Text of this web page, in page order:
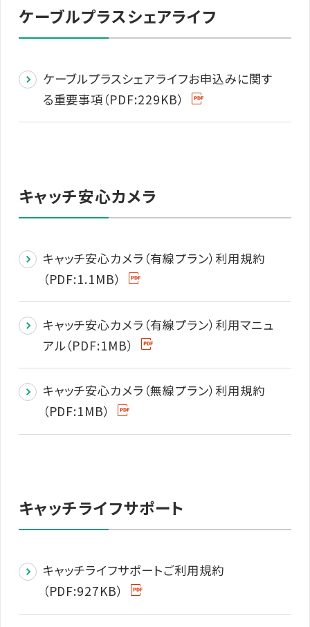
ケーブルプラスシェアライフ
ケーブルプラスシェアライフお申込みに関す
る重要事項（PDF:229KB）
キャッチ安心カメラ
キャッチ安心カメラ（有線プラン）利用規約
（PDF:1.1MB）
キャッチ安心カメラ（有線プラン）利用マニュ
アル（PDF:1MB）
キャッチ安心カメラ（無線プラン）利用規約
（PDF:1MB）
キャッチライフサポート
キャッチライフサポートご利用規約
（PDF:927KB）